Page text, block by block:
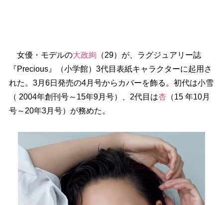
女優・モデルの大政絢 （29）が、ラグジュアリー誌
『Precious』（小学館）3代目表紙キャラクターに起用さ
れた。3月6日発売の4月号からカバーを飾る。初代は小雪
（ 2004年創刊号～15年9月号）、2代目は杏（15 年10月
号～20年3月号）が務めた。